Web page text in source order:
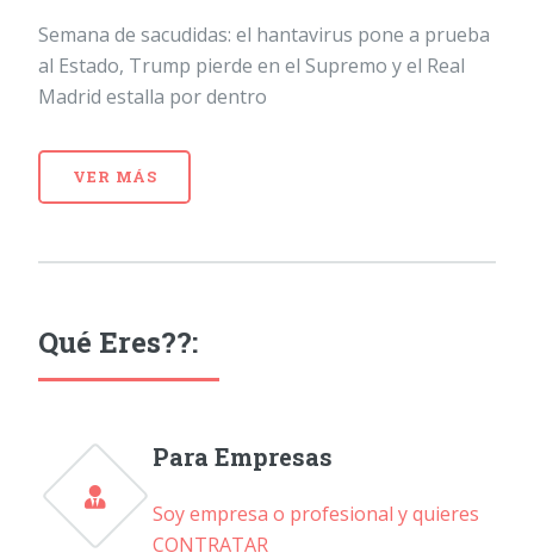
Semana de sacudidas: el hantavirus pone a prueba
al Estado, Trump pierde en el Supremo y el Real
Madrid estalla por dentro
VER MÁS
Qué Eres??:
Para Empresas
Soy empresa o profesional y quieres
CONTRATAR